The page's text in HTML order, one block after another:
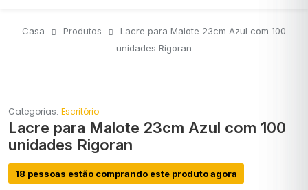
Casa Produtos
Lacre para Malote 23cm Azul com 100
unidades Rigoran
Categorias: Escritório
Lacre para Malote 23cm Azul com 100
unidades Rigoran
18 pessoas estão comprando este produto agora